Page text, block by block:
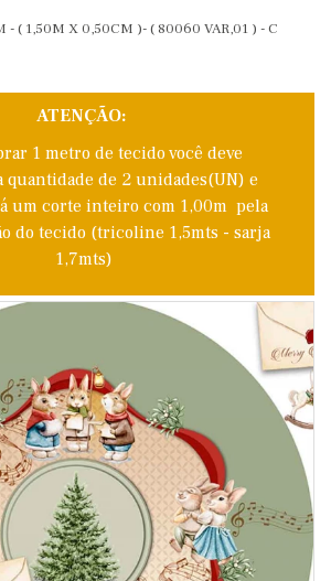
- ( 1,50M X 0,50CM )- ( 80060 VAR,01 ) - C
ATENÇÃO:
1 metro de tecido você deve
quantidade de 2 unidades(UN) e
um corte inteiro com 1,00m pela
do tecido (tricoline 1,5mts - sarja
1,7mts)